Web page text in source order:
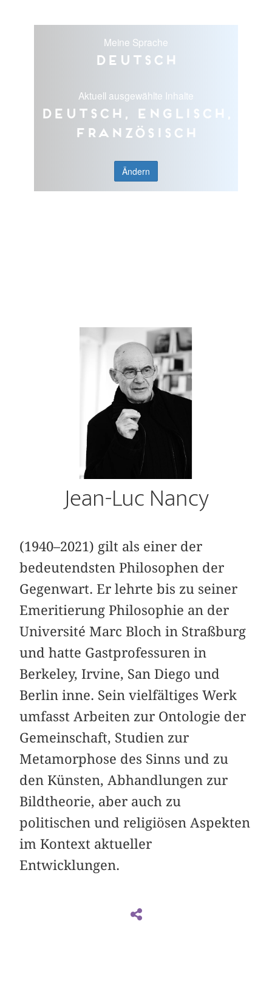
Meine Sprache
Deutsch
Aktuell ausgewählte Inhalte
Deutsch, Englisch,
Französisch
Ändern
Jean-Luc Nancy
(1940–2021) gilt als einer der
bedeutendsten Philosophen der
Gegenwart. Er lehrte bis zu seiner
Emeritierung Philosophie an der
Université Marc Bloch in Straßburg
und hatte Gastprofessuren in
Berkeley, Irvine, San Diego und
Berlin inne. Sein vielfältiges Werk
umfasst Arbeiten zur Ontologie der
Gemeinschaft, Studien zur
Metamorphose des Sinns und zu
den Künsten, Abhandlungen zur
Bildtheorie, aber auch zu
politischen und religiösen Aspekten
im Kontext aktueller
Entwicklungen.